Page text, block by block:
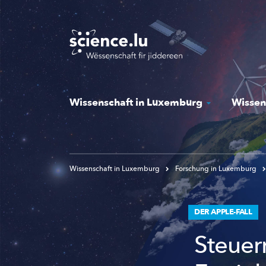
Skip
to
main
content
Wissenschaft in Luxemburg Wissen
Wissenschaft in Luxemburg Forschung in Luxemburg
DER APPLE-FALL